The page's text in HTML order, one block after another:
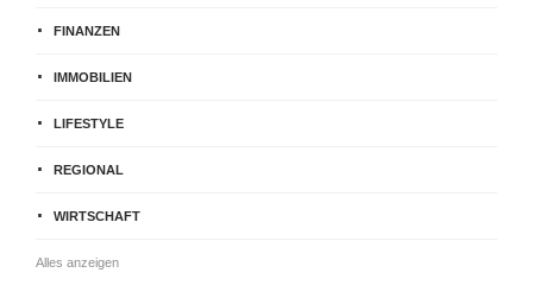
FINANZEN
IMMOBILIEN
LIFESTYLE
REGIONAL
WIRTSCHAFT
Alles anzeigen